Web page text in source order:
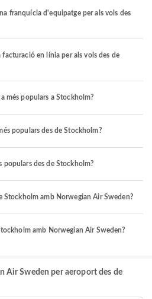
franquícia d'equipatge per als vols des
en línia per als vols des de
més populars a Stockholm?
populars des de Stockholm?
populars des de Stockholm?
Stockholm amb Norwegian Air Sweden?
amb Norwegian Air Sweden?
Air Sweden per aeroport des de